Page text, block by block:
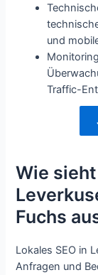
und
Traffic-
Wie
Fuchs
Lokales SEO in
Anfragen und